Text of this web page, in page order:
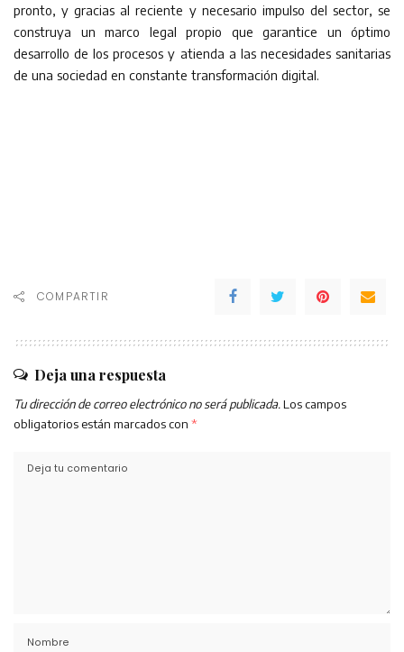
pronto, y gracias al reciente y necesario impulso del sector, se
construya un marco legal propio que garantice un óptimo
desarrollo de los procesos y atienda a las necesidades sanitarias
de una sociedad en constante transformación digital.
COMPARTIR
Deja una respuesta
Tu dirección de correo electrónico no será publicada. Los campos
obligatorios están marcados con *